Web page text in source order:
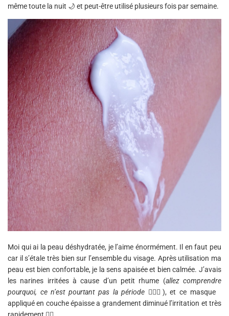
même toute la nuit 🌙 et peut-être utilisé plusieurs fois par semaine.
Moi qui ai la peau déshydratée, je l’aime énormément. Il en faut peu
car il s’étale très bien sur l’ensemble du visage. Après utilisation ma
peau est bien confortable, je la sens apaisée et bien calmée. J’avais
les narines irritées à cause d’un petit rhume (allez comprendre
pourquoi, ce n’est pourtant pas la période 🤷🏽‍♀️), et ce masque
appliqué en couche épaisse a grandement diminué l’irritation et très